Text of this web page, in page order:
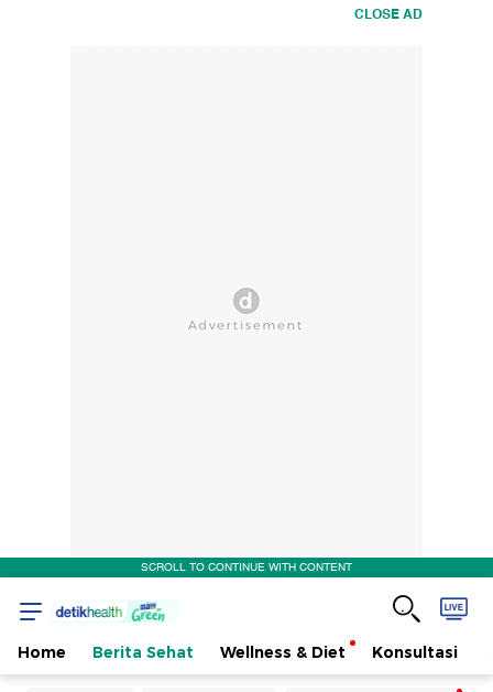
CLOSE AD
SCROLL TO CONTINUE WITH CONTENT
Home Berita Sehat Wellness & Diet Konsultasi